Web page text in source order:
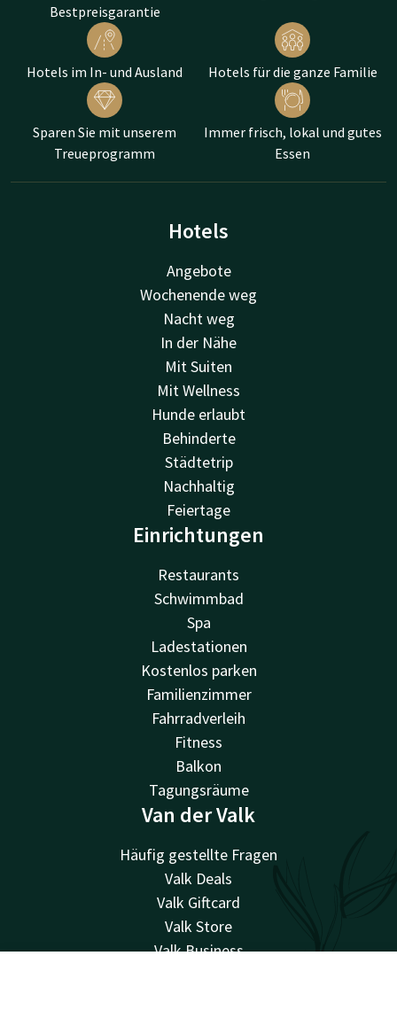
Bestpreisgarantie
Hotels im In- und Ausland Hotels für die ganze Familie
Sparen Sie mit unserem
Treueprogramm
Immer frisch, lokal und gutes
Essen
Hotels
Angebote
Wochenende weg
Nacht weg
In der Nähe
Mit Suiten
Mit Wellness
Hunde erlaubt
Behinderte
Städtetrip
Nachhaltig
Feiertage
Einrichtungen
Restaurants
Schwimmbad
Spa
Ladestationen
Kostenlos parken
Familienzimmer
Fahrradverleih
Fitness
Balkon
Tagungsräume
Van der Valk
Häufig gestellte Fragen
Valk Deals
Valk Giftcard
Valk Store
Valk Business